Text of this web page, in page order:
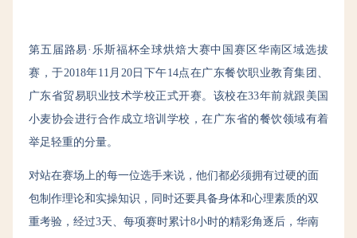
第五届路易·乐斯福杯全球烘焙大赛中国赛区华南区域选拔
赛，于2018年11月20日下午14点在广东餐饮职业教育集团、
广东省贸易职业技术学校正式开赛。该校在33年前就跟美国
小麦协会进行合作成立培训学校，在广东省的餐饮领域有着
举足轻重的分量。
对站在赛场上的每一位选手来说，他们都必须拥有过硬的面
包制作理论和实操知识，同时还要具备身体和心理素质的双
重考验，经过3天、每项赛时累计8小时的精彩角逐后，华南